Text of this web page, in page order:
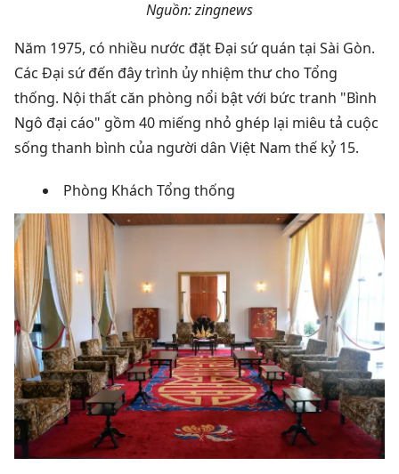
Nguồn: zingnews
Năm 1975, có nhiều nước đặt Đại sứ quán tại Sài Gòn.
Các Đại sứ đến đây trình ủy nhiệm thư cho Tổng
thống. Nội thất căn phòng nổi bật với bức tranh "Bình
Ngô đại cáo" gồm 40 miếng nhỏ ghép lại miêu tả cuộc
sống thanh bình của người dân Việt Nam thế kỷ 15.
Phòng Khách Tổng thống